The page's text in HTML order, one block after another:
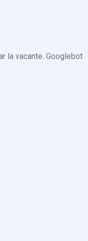
la vacante. Googlebot